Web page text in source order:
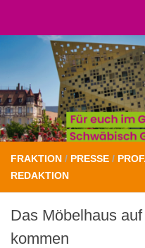
FRAKTION / PRESSE /
REDAKTION
Das Möbelhaus
kommen